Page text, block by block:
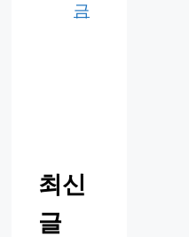
금
최신
글